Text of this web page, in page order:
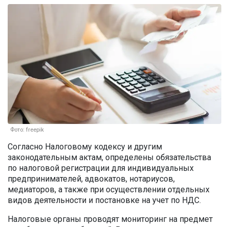
Фото: freepik
Согласно Налоговому кодексу и другим
законодательным актам, определены обязательства
по налоговой регистрации для индивидуальных
предпринимателей, адвокатов, нотариусов,
медиаторов, а также при осуществлении отдельных
видов деятельности и постановке на учет по НДС.
Налоговые органы проводят мониторинг на предмет